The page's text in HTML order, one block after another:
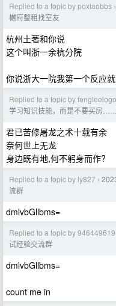
Replied to a topic by poxiaobbs ›
樾府整租找室友
杭州土著和你说
这个叫浙一余杭分院
你说浙大一院我第一个反应
Replied to a topic by
学习知识技能，而是不要买房……
君已苦修屠龙之术十载有余
奈何世上无龙
身边既有地,何不躬身而作?
Replied to a topic by ly827 ›
流群
dmlvbGllbms=
Replied to a topic by 946449619
试经验交流群
dmlvbGllbms=
count me in